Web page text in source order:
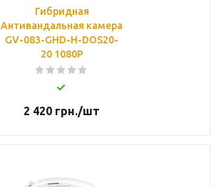
Гибридная
Антивандальная камера
GV-083-GHD-H-DOS20-
20 1080Р
2 420 грн./шт